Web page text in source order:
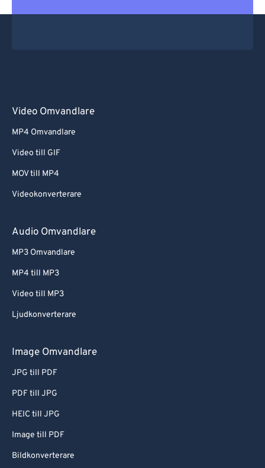
Video Omvandlare
MP4 Omvandlare
Video till GIF
MOV till MP4
Videokonverterare
Audio Omvandlare
MP3 Omvandlare
MP4 till MP3
Video till MP3
Ljudkonverterare
Image Omvandlare
JPG till PDF
PDF till JPG
HEIC till JPG
Image till PDF
Bildkonverterare